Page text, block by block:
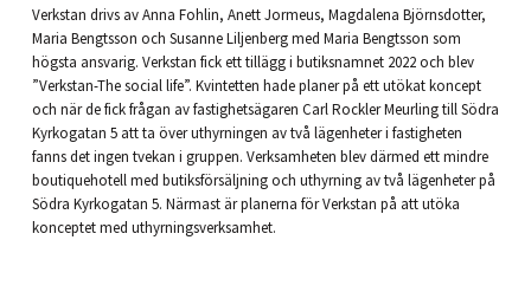
Verkstan drivs av Anna Fohlin, Anett Jormeus, Magdalena Björnsdotter,
Maria Bengtsson och Susanne Liljenberg med Maria Bengtsson som
högsta ansvarig. Verkstan fick ett tillägg i butiksnamnet 2022 och blev
”Verkstan-The social life”. Kvintetten hade planer på ett utökat koncept
och när de fick frågan av fastighetsägaren Carl Rockler Meurling till Södra
Kyrkogatan 5 att ta över uthyrningen av två lägenheter i fastigheten
fanns det ingen tvekan i gruppen. Verksamheten blev därmed ett mindre
boutiquehotell med butiksförsäljning och uthyrning av två lägenheter på
Södra Kyrkogatan 5. Närmast är planerna för Verkstan på att utöka
konceptet med uthyrningsverksamhet.